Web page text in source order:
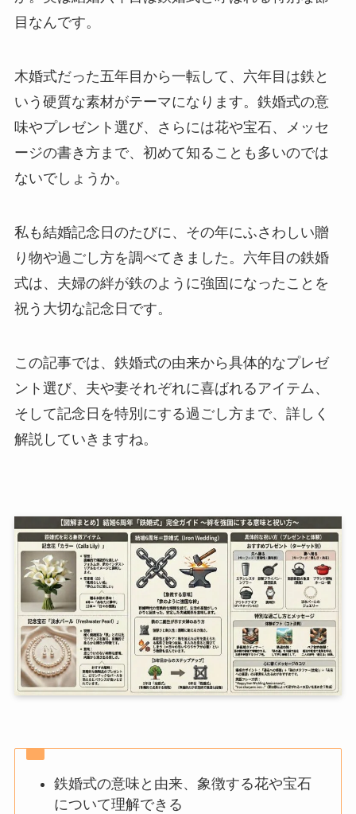
目なんです。
木婚式だった五年目から一転して、六年目は鉄と
いう硬質な素材がテーマになります。鉄婚式の意
味やプレゼント選び、さらには花や宝石、メッセ
ージの書き方まで、初めて知ることも多いのでは
ないでしょうか。
私も結婚記念日のたびに、その年にふさわしい贈
り物や過ごし方を調べてきました。六年目の鉄婚
式は、夫婦の絆が鉄のように強固になったことを
祝う大切な記念日です。
この記事では、鉄婚式の由来から具体的なプレゼ
ント選び、夫や妻それぞれに喜ばれるアイテム、
そして記念日を特別にする過ごし方まで、詳しく
解説していきますね。
鉄婚式の意味と由来、象徴する花や宝石
について理解できる